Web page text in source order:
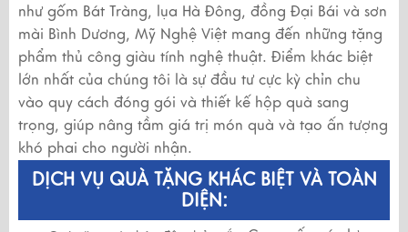
như gốm Bát Tràng, lụa Hà Đông, đồng Đại Bái và sơn
mài Bình Dương, Mỹ Nghệ Việt mang đến những tặng
phẩm thủ công giàu tính nghệ thuật. Điểm khác biệt
lớn nhất của chúng tôi là sự đầu tư cực kỳ chỉn chu
vào quy cách đóng gói và thiết kế hộp quà sang
trọng, giúp nâng tầm giá trị món quà và tạo ấn tượng
khó phai cho người nhận.
DỊCH VỤ QUÀ TẶNG KHÁC BIỆT VÀ TOÀN
DIỆN: